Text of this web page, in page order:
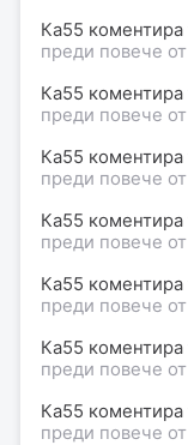
Ка55
преди повече
Ка55
преди повече
Ка55
преди повече
Ка55
преди повече
Ка55
преди повече
Ка55
преди повече
Ка55
преди повече